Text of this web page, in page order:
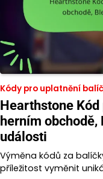
Kódy pro uplatnění
Hearthstone
herním
události
Výměna kódů za
příležitost vyměnit